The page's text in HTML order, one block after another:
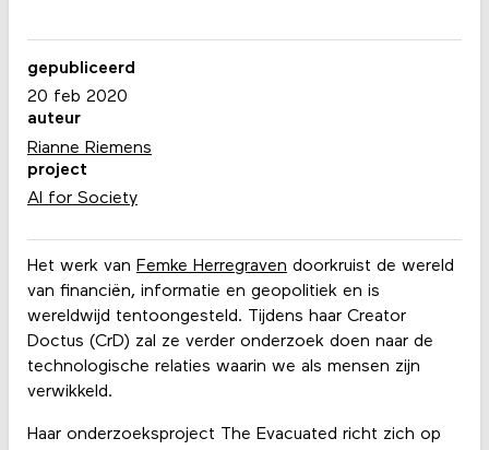
Het werk van Femke Herregraven doorkruist de wereld
van financiën, informatie en geopolitiek en is
wereldwijd tentoongesteld. Tijdens haar Creator
Doctus (CrD) zal ze verder onderzoek doen naar de
technologische relaties waarin we als mensen zijn
verwikkeld.
Haar onderzoeksproject The Evacuated richt zich op
gepubliceerd
20 feb 2020
auteur
Rianne Riemens
project
AI for Society